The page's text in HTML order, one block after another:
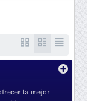
la mejor